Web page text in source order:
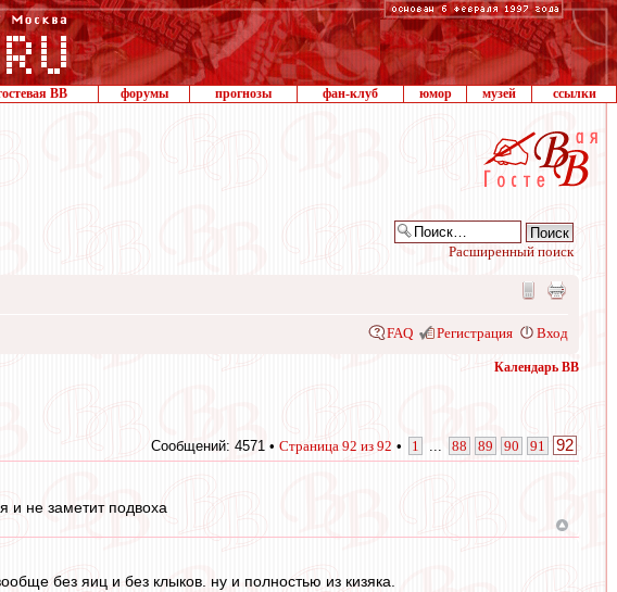
ВВ форумы прогнозы фан-клуб юмор музей ссылки
Расширенный поиск
FAQ Регистрация Вход
Календарь ВВ
Сообщений: 4571 • Страница 92 из 92 • 1 88 89 90 91 92
и не заметит подвоха
без яиц и без клыков. ну и полностью из кизяка.